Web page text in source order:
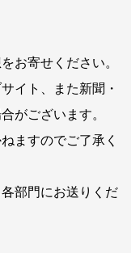
お寄せください。
イト、また新聞・
がございます。
ますのでご了承く
部門にお送りくだ